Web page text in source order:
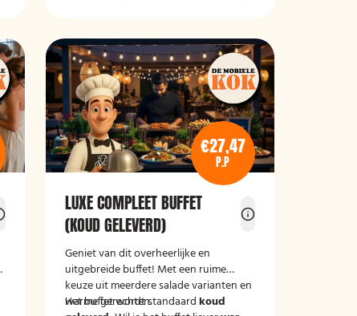
€27,47
P.P
LUXE COMPLEET BUFFET
(KOUD GELEVERD)
Geniet van dit overheerlijke en
uitgebreide buffet! Met een ruime
keuze uit meerdere salade varianten en
warme gerechten.
Het buffet wordt standaardkoud